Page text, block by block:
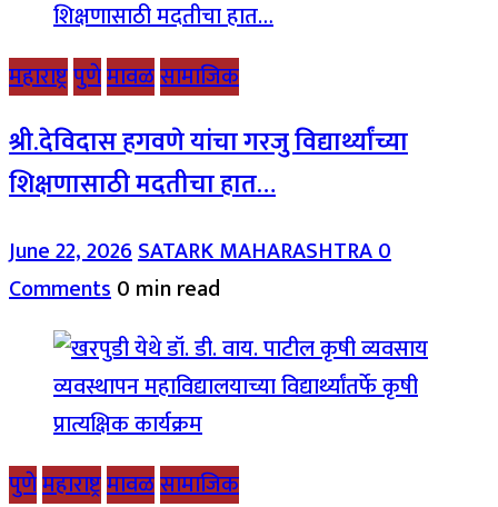
महाराष्ट्रपुणेमावळसामाजिक
श्री.देविदास हगवणे यांचा गरजु विद्यार्थ्यांच्या
शिक्षणासाठी मदतीचा हात…
June 22, 2026SATARK MAHARASHTRA0
Comments0 min read
पुणेमहाराष्ट्रमावळसामाजिक